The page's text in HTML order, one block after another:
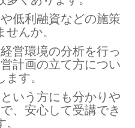
低利融資などの施策
せんか。
営環境の分析を行っ
計画の立て方につい
ます。
いう方にも分かりや
、安心して受講でき
。